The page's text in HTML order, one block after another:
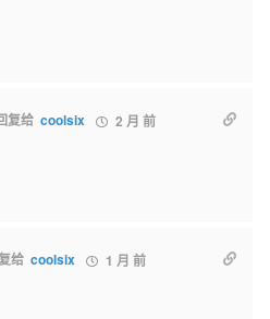
复给 coolsix 2 月 前
给coolsix 1 月 前